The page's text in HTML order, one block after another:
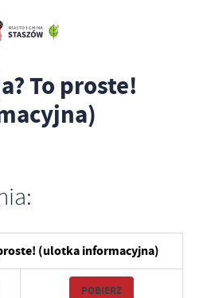
To proste!
(ulotka informacyjna)
POBIERZ